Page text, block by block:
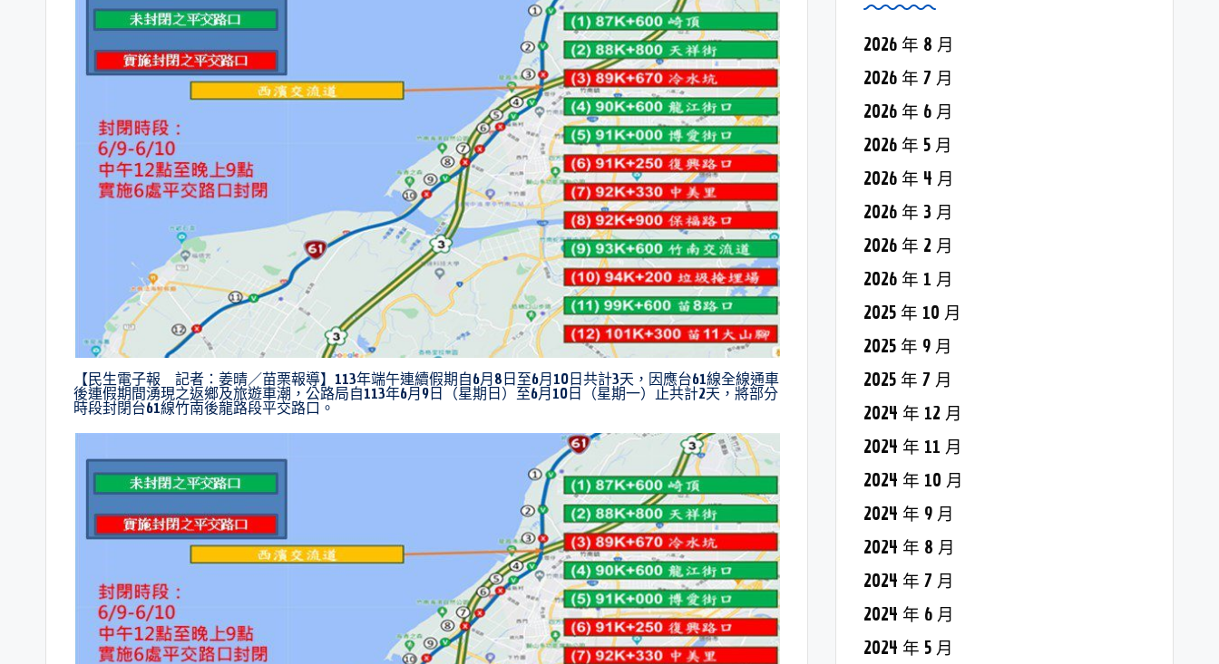
【民生電子報 記者：姜晴／苗栗報導】113年端午連續假期自6月8日至6月10日共計3天，因應台61線全線通車
後連假期間湧現之返鄉及旅遊車潮，公路局自113年6月9日（星期日）至6月10日（星期一）止共計2天，將部分
時段封閉台61線竹南後龍路段平交路口。
2026 年 8 月
2026 年 7 月
2026 年 6 月
2026 年 5 月
2026 年 4 月
2026 年 3 月
2026 年 2 月
2026 年 1 月
2025 年 10 月
2025 年 9 月
2025 年 7 月
2024 年 12 月
2024 年 11 月
2024 年 10 月
2024 年 9 月
2024 年 8 月
2024 年 7 月
2024 年 6 月
2024 年 5 月